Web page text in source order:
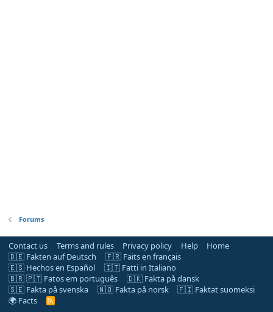
Forums
Contact us Terms and rules Privacy policy Help
Home
🇩🇪 Fakten auf Deutsch
🇫🇷 Faits en français
🇪🇸 Hechos en Español
🇮🇹 Fatti in Italiano
🇧🇷 🇵🇹 Fatos em português
🇩🇰 Fakta på dansk
🇸🇪 Fakta på svenska
🇳🇴 Fakta på norsk
🇫🇮 Faktat suomeksi
🌍 Facts
R